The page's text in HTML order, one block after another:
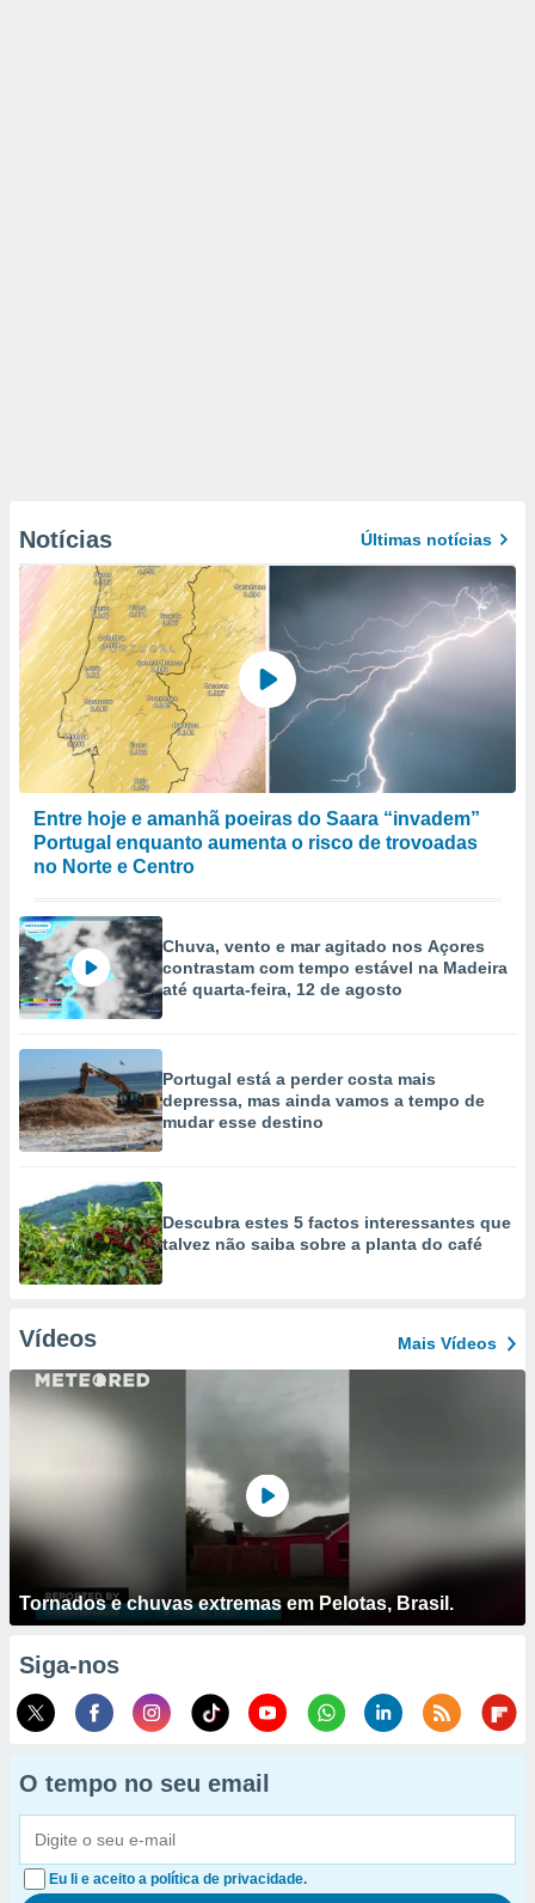
Notícias Últimas notícias
Entre hoje e amanhã poeiras do Saara “invadem”
Portugal enquanto aumenta o risco de trovoadas
no Norte e Centro
Chuva, vento e mar agitado nos Açores
contrastam com tempo estável na Madeira
até quarta-feira, 12 de agosto
Portugal está a perder costa mais
depressa, mas ainda vamos a tempo de
mudar esse destino
Descubra estes 5 factos interessantes que
talvez não saiba sobre a planta do café
Vídeos Mais Vídeos
Tornados e chuvas extremas em Pelotas, Brasil.
Siga-nos
O tempo no seu email
Eu li e aceito a política de privacidade.